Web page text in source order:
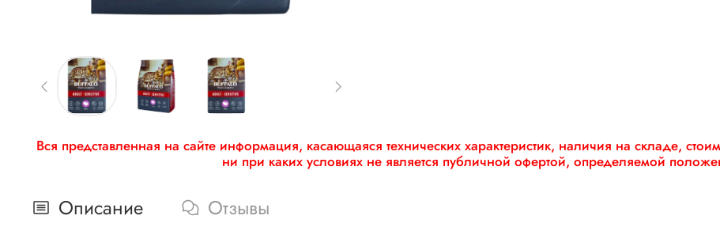
Вся представленная на сайте информация, касающаяся технических характеристик, наличия на складе,
ни при каких условиях не является публичной офертой, определяемой
Описание Отзывы